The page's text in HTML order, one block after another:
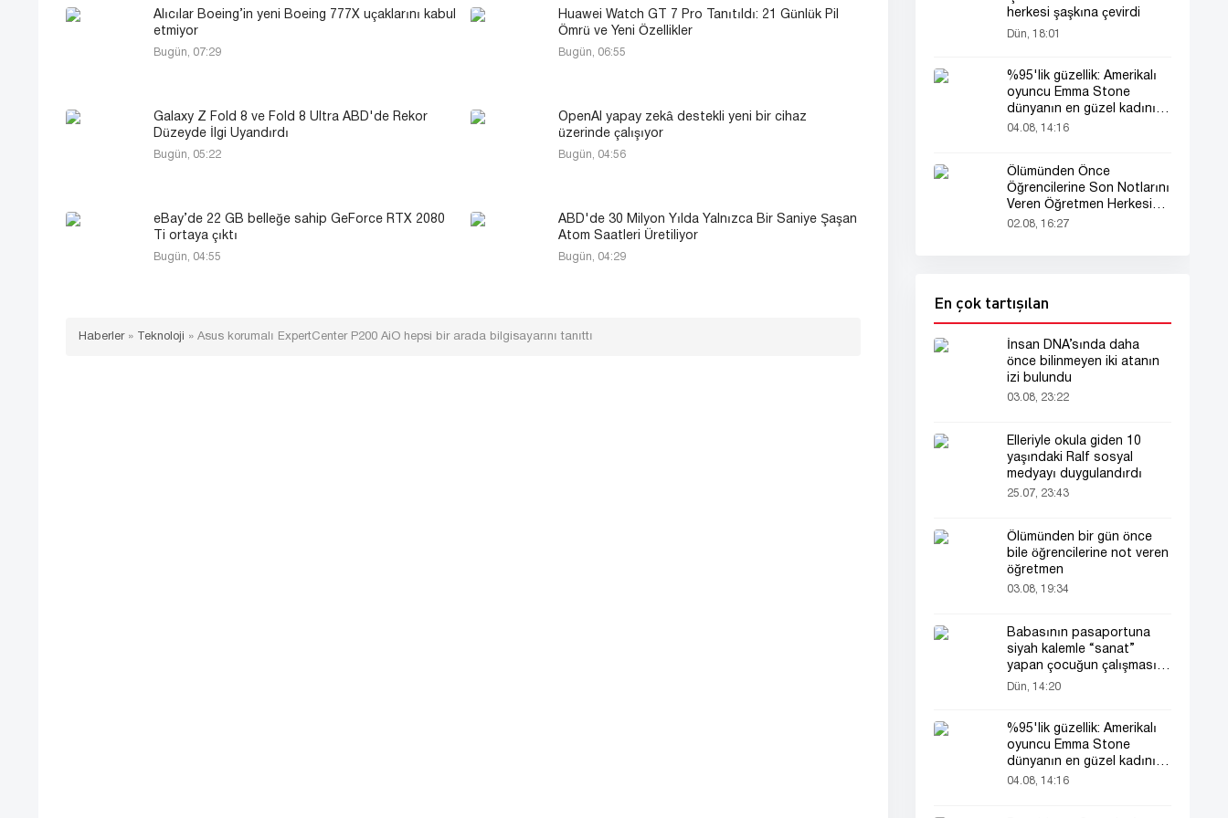
Alıcılar Boeing’in yeni Boeing 777X uçaklarını kabul
etmiyor
Bugün, 07:29
Huawei Watch GT 7 Pro Tanıtıldı: 21 Günlük Pil
Ömrü ve Yeni Özellikler
Bugün, 06:55
Galaxy Z Fold 8 ve Fold 8 Ultra ABD'de Rekor
Düzeyde İlgi Uyandırdı
Bugün, 05:22
OpenAI yapay zekâ destekli yeni bir cihaz
üzerinde çalışıyor
Bugün, 04:56
eBay’de 22 GB belleğe sahip GeForce RTX 2080
Ti ortaya çıktı
Bugün, 04:55
ABD'de 30 Milyon Yılda Yalnızca Bir Saniye Şaşan
Atom Saatleri Üretiliyor
Bugün, 04:29
Haberler» Teknoloji » Asus korumalı ExpertCenter P200 AiO hepsi bir arada bilgisayarını tanıttı
herkesi şaşkına çevirdi
Dün, 18:01
%95'lik güzellik: Amerikalı
oyuncu Emma Stone
dünyanın en güzel kadını
seçildi!
04.08, 14:16
Ölümünden Önce
Öğrencilerine Son Notlarını
Veren Öğretmen Herkesi
Derinden Etkiledi
02.08, 16:27
En çok tartışılan
İnsan DNA’sında daha
önce bilinmeyen iki atanın
izi bulundu
03.08, 23:22
Elleriyle okula giden 10
yaşındaki Ralf sosyal
medyayı duygulandırdı
25.07, 23:43
Ölümünden bir gün önce
bile öğrencilerine not veren
öğretmen
03.08, 19:34
Babasının pasaportuna
siyah kalemle “sanat”
yapan çocuğun çalışması
herkesin dikkatini çekti
Dün, 14:20
%95'lik güzellik: Amerikalı
oyuncu Emma Stone
dünyanın en güzel kadını
seçildi!
04.08, 14:16